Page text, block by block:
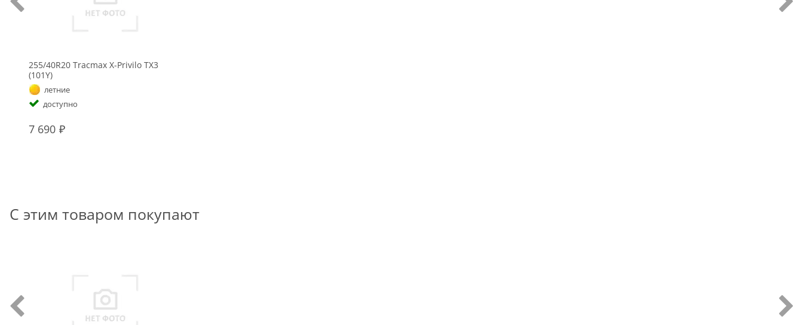
255/40R20 Tracmax X-Privilo TX3
(101Y)
летние
доступно
7 690
С этим товаром покупают